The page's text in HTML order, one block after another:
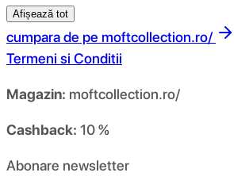
Afișează tot
cumpara de pe moftcollection.ro/
Termeni si Conditii
Magazin: moftcollection.ro/
Cashback: 10 %
Abonare newsletter